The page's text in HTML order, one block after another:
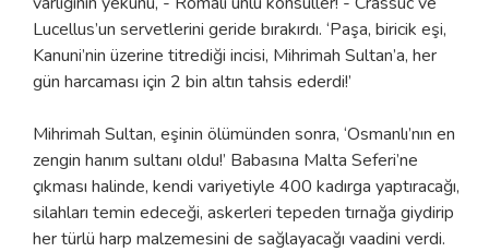
Lucellus’un servetlerini geride bırakırdı. ‘Paşa, biricik eşi,
Kanuni’nin üzerine titrediği incisi, Mihrimah Sultan’a, her
gün harcaması için 2 bin altın tahsis ederdi!’
Mihrimah Sultan, eşinin ölümünden sonra, ‘Osmanlı’nın en
zengin hanım sultanı oldu!’ Babasına Malta Seferi’ne
çıkması halinde, kendi variyetiyle 400 kadırga yaptıracağı,
silahları temin edeceği, askerleri tepeden tırnağa giydirip
her türlü harp malzemesini de sağlayacağı vaadini verdi.